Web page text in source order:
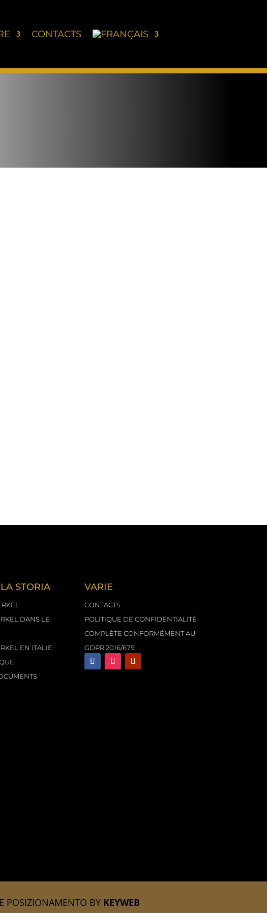
CONTACTS
STORIA
DANS LE
EN ITALIE
VARIE
CONTACTS
POLITIQUE DE CONFIDENTIALITÉ
COMPLÈTE CONFORMÉMENT AU
GDPR 2016/679
POSIZIONAMENTO BY KEYWEB